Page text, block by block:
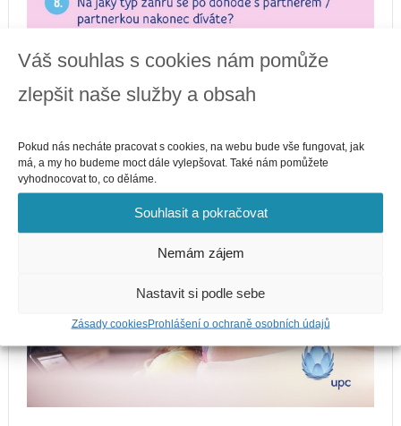
Váš souhlas s cookies nám pomůže
zlepšit naše služby a obsah
Pokud nás necháte pracovat s cookies, na webu bude vše fungovat, jak
má, a my ho budeme moct dále vylepšovat. Také nám pomůžete
vyhodnocovat to, co děláme.
Souhlasit a pokračovat
Nemám zájem
Nastavit si podle sebe
Zásady cookiesProhlášení o ochraně osobních údajů